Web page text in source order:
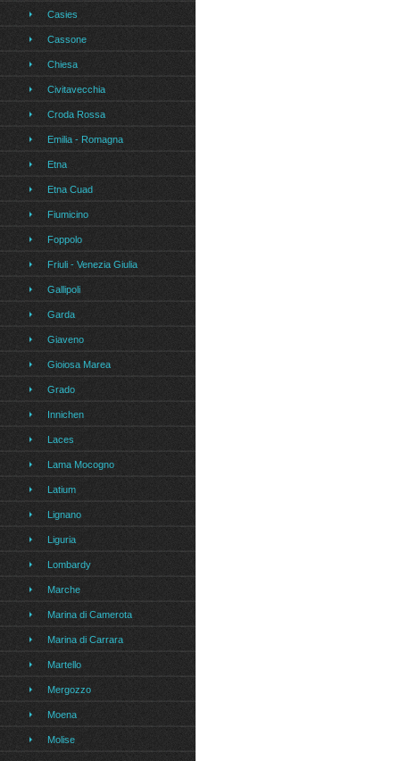
Casies
Cassone
Chiesa
Civitavecchia
Croda Rossa
Emilia - Romagna
Etna
Etna Cuad
Fiumicino
Foppolo
Friuli - Venezia Giulia
Gallipoli
Garda
Giaveno
Gioiosa Marea
Grado
Innichen
Laces
Lama Mocogno
Latium
Lignano
Liguria
Lombardy
Marche
Marina di Camerota
Marina di Carrara
Martello
Mergozzo
Moena
Molise